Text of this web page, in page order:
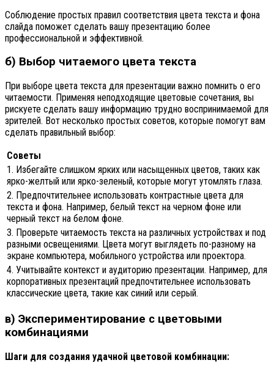
Соблюдение простых правил соответствия цвета текста и фона
слайда поможет сделать вашу презентацию более
профессиональной и эффективной.
б) Выбор читаемого цвета текста
При выборе цвета текста для презентации важно помнить о его
читаемости. Применяя неподходящие цветовые сочетания, вы
рискуете сделать вашу информацию трудно воспринимаемой для
зрителей. Вот несколько простых советов, которые помогут вам
сделать правильный выбор:
Советы
1. Избегайте слишком ярких или насыщенных цветов, таких как
ярко-желтый или ярко-зеленый, которые могут утомлять глаза.
2. Предпочтительнее использовать контрастные цвета для
текста и фона. Например, белый текст на черном фоне или
черный текст на белом фоне.
3. Проверьте читаемость текста на различных устройствах и под
разными освещениями. Цвета могут выглядеть по-разному на
экране компьютера, мобильного устройства или проектора.
4. Учитывайте контекст и аудиторию презентации. Например, для
корпоративных презентаций предпочтительнее использовать
классические цвета, такие как синий или серый.
в) Экспериментирование с цветовыми
комбинациями
Шаги для создания удачной цветовой комбинации: